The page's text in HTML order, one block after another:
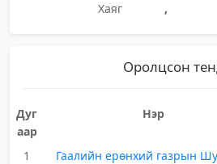
Хаяг
,
Оролцсон
Дуг
аар
Нэр
1
Гаалийн ерөнхий газрын